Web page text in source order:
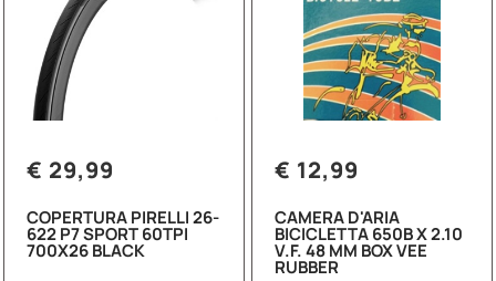
€ 29,99
COPERTURA PIRELLI 26-
622 P7 SPORT 60TPI
700X26 BLACK
€ 12,99
CAMERA D'ARIA
BICICLETTA 650B X 2.10
V.F. 48 MM BOX VEE
RUBBER